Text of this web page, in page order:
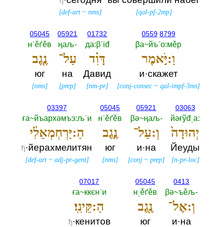
[qal-pf-2mp]
[def-art ~nms]
0559 8799
βа~йъˈо:мěр
וַ:יֹּ֣אמֶר
и·скажет
[conj-consec ~qal-impf-3ms]
01732
да:βˈiđ
דָּוִ֗ד
Давид
[nm-pr]
05921
ңаљ-‎
עַל־
на
[prep]
05045
нˈěґěв
נֶ֤גֶב
юг
[nms]
03063
йәғўđˌа:‎
יְהוּדָה֙
Йеуды
[n-pr-loc]
05921
βә~ңаљ-‎
וְ:עַל־
и·на
[conj ~prep]
05045
нˈěґěв
נֶ֣גֶב
юг
[nms]
03397
ға~йъархәмъэ:љˈи
הַ:יַּרְחְמְאֵלִ֔י
ђ·йерахмелитян
[def-art~ adj-pr-gent]
0413
βә~ъěљ-‎
וְ:אֶל־
и·на
05045
нˌěґěв
נֶ֖גֶב
юг
07017
ға~ккєнˈи
הַ:קֵּינִֽי׃
ђ·кенитов